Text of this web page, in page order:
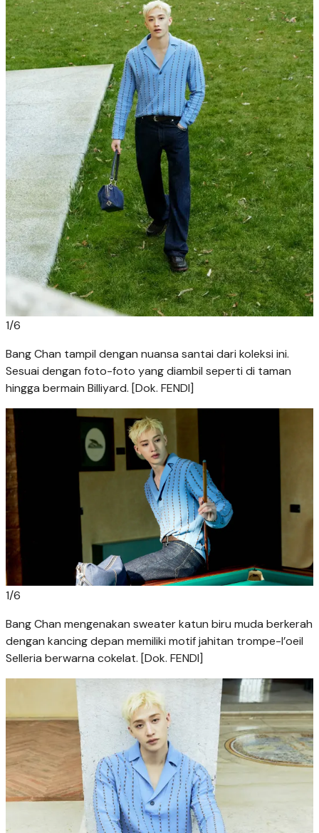
1/6
Bang Chan tampil dengan nuansa santai dari koleksi ini.
Sesuai dengan foto-foto yang diambil seperti di taman
hingga bermain Billiyard. [Dok. FENDI]
1/6
Bang Chan mengenakan sweater katun biru muda berkerah
dengan kancing depan memiliki motif jahitan trompe-l’oeil
Selleria berwarna cokelat. [Dok. FENDI]